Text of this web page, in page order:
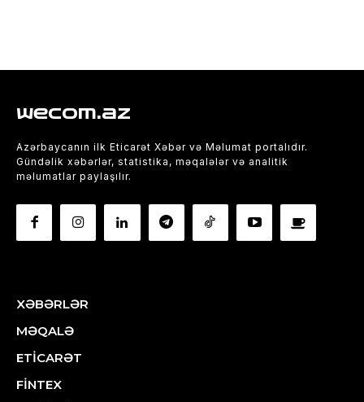
wecom.az
Azərbaycanın ilk Eticarət Xəbər və Məlumat portalıdır.
Gündəlik xəbərlər, statistika, məqalələr və analitik
məlumatlar paylaşılır.
XƏBƏRLƏR
MƏQALƏ
ETİCARƏT
FİNTEX